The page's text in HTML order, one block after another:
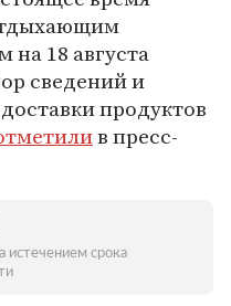
на 18 августа
сведений и
продуктов
в пресс-
истечением срока